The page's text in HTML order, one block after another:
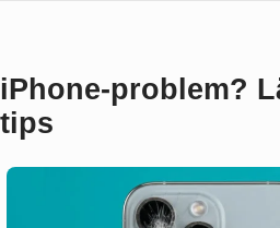
iPhone‑problem?
tips